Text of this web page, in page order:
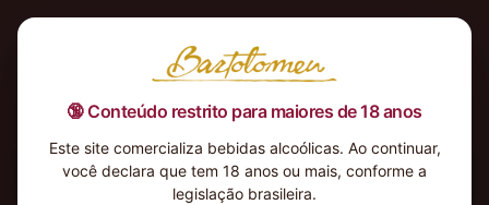
🔞 Conteúdo restrito para maiores de 18 anos
Este site comercializa bebidas alcoólicas. Ao continuar,
você declara que tem 18 anos ou mais, conforme a
legislação brasileira.
Nenhum produto foi encontrado para a sua seleção.